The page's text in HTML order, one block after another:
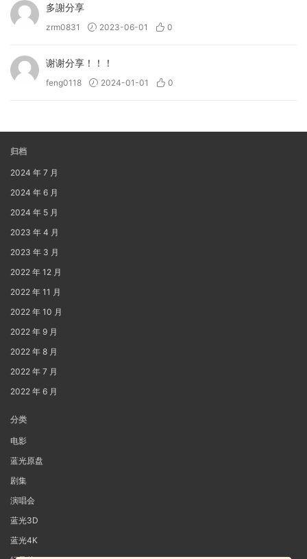
多謝分享
zrm0831 2023-06-01 0
谢谢分享！！！
feng0118 2024-01-01 0
归档
2024 年 7 月
2024 年 6 月
2024 年 5 月
2023 年 4 月
2023 年 3 月
2022 年 12 月
2022 年 11 月
2022 年 10 月
2022 年 9 月
2022 年 8 月
2022 年 7 月
2022 年 6 月
分类
电影
蓝光原盘
剧集
演唱会
蓝光3D
蓝光4K